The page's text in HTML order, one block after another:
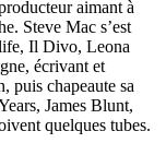
aimant à
Steve Mac s’est
Il Divo, Leona
écrivant et
puis chapeaute sa
James Blunt,
quelques tubes.